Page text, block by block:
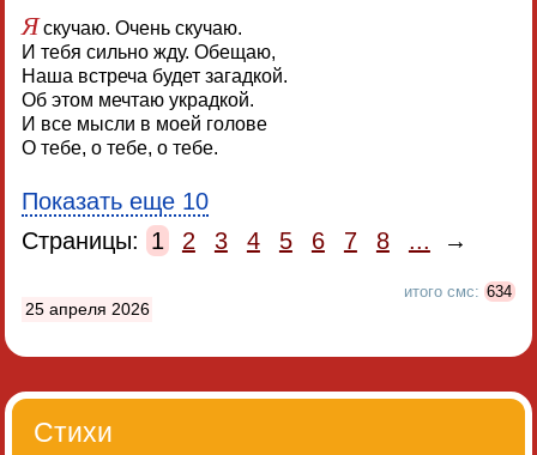
Яскучаю. Очень скучаю.
И тебя сильно жду. Обещаю,
Наша встреча будет загадкой.
Об этом мечтаю украдкой.
И все мысли в моей голове
О тебе, о тебе, о тебе.
Показать еще 10
Страницы: 1 2 3 4 5 6 7 8 ... →
итого смс: 634
25 апреля 2026
Стихи